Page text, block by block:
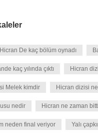
Hicran De kaç bölüm oynadı
kaç yılında çıktı Hicran
Melek kimdir Hicran dizisi
nedir Hicran ne zaman bitti
neden final veriyor Yalı